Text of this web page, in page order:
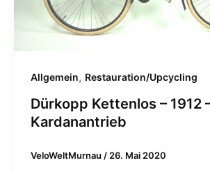
Allgemein, Restauration/Upcycling
Dürkopp Kettenlos – 1912
Kardanantrieb
VeloWeltMurnau / 26. Mai 2020